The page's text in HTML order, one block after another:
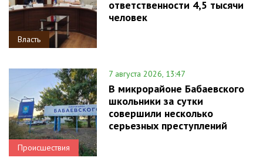
Власть
ответственности 4,5 тысячи
человек
Происшествия
7 августа 2026, 13:47
В микрорайоне Бабаевского
школьники за сутки
совершили несколько
серьезных преступлений